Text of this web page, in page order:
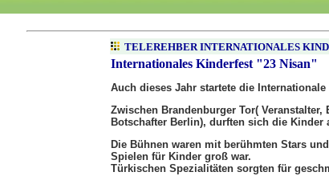
TELEREHBER INTERNATIONALES
Internationales Kinderfest "23 Nisan"
Auch dieses Jahr startete die
Zwischen Brandenburger Tor(
Botschafter Berlin), durften sich die Kinder
Die Bühnen waren mit berühmten Stars
Spielen für Kinder groß war.
Türkischen Spezialitäten sorgten für